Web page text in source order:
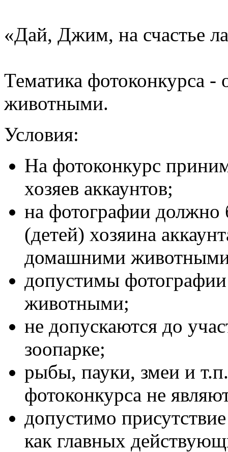
«Дай, Джим, на счастье
Тематика фотоконкурса
животными.
Условия:
На фотоконкурс
хозяев аккаунтов;
на фотографии должно
(детей) хозяина
домашними
допустимы
животными;
не допускаются до
зоопарке;
рыбы, пауки, змеи и
фотоконкурса не
допустимо
как главных